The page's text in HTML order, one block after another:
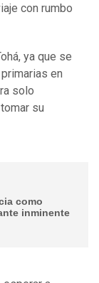
con rumbo
ya que se
en
solo
su
como
inminente